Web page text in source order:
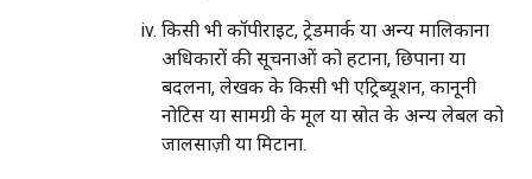
किसी भी कॉपीराइट, ट्रेडमार्क या अन्य मालिकाना
अधिकारों की सूचनाओं को हटाना, छिपाना या
बदलना, लेखक के किसी भी एट्रिब्यूशन, कानूनी
नोटिस या सामग्री के मूल या स्रोत के अन्य लेबल को
जालसाज़ी या मिटाना.